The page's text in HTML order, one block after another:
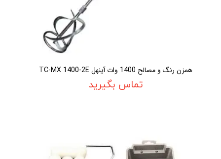
همزن رنگ و مصالح 1400 وات آينهل TC-MX 1400-2E
تماس بگیرید